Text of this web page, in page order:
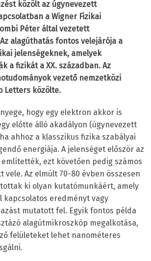
közölt az úgynevezett
a Wigner Fizikai
Péter által vezetett
alagúthatás fontos velejárója a
jelenségeknek, amelyek
a fizikát a XX. században. Az
vezető nemzetközi
Letters közölte.
hogy egy elektron akkor is
előtte álló akadályon (úgynevezett
ahhoz a klasszikus fizika szabályai
energiája. A jelenséget először az
említették, ezt követően pedig számos
vele. Az elmúlt 70-80 évben összesen
ki olyan kutatómunkáért, amely
kapcsolatos eredményt vagy
mutatott fel. Egyik fontos példa
alagútmikroszkóp megalkotása,
felületeket lehet nanométeres